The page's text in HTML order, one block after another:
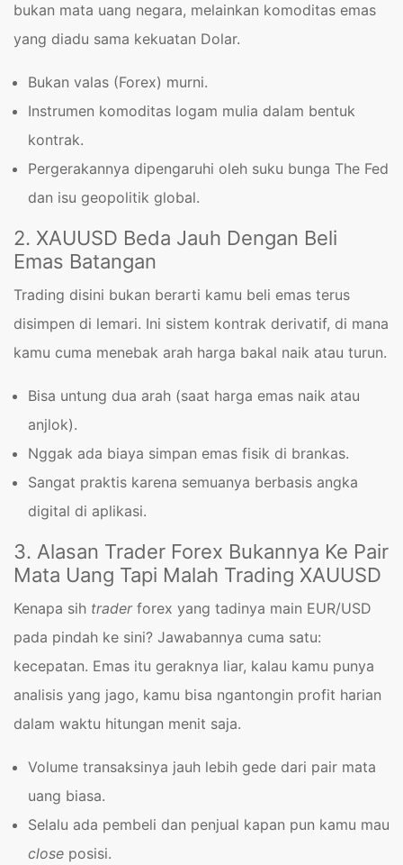
bukan mata uang negara, melainkan komoditas emas
yang diadu sama kekuatan Dolar.
Bukan valas (Forex) murni.
Instrumen komoditas logam mulia dalam bentuk
kontrak.
Pergerakannya dipengaruhi oleh suku bunga The Fed
dan isu geopolitik global.
2. XAUUSD Beda Jauh Dengan Beli
Emas Batangan
Trading disini bukan berarti kamu beli emas terus
disimpen di lemari. Ini sistem kontrak derivatif, di mana
kamu cuma menebak arah harga bakal naik atau turun.
Bisa untung dua arah (saat harga emas naik atau
anjlok).
Nggak ada biaya simpan emas fisik di brankas.
Sangat praktis karena semuanya berbasis angka
digital di aplikasi.
3. Alasan Trader Forex Bukannya Ke Pair
Mata Uang Tapi Malah Trading XAUUSD
Kenapa sih traderforex yang tadinya main EUR/USD
pada pindah ke sini? Jawabannya cuma satu:
kecepatan. Emas itu geraknya liar, kalau kamu punya
analisis yang jago, kamu bisa ngantongin profit harian
dalam waktu hitungan menit saja.
Volume transaksinya jauh lebih gede dari pair mata
uang biasa.
Selalu ada pembeli dan penjual kapan pun kamu mau
close posisi.